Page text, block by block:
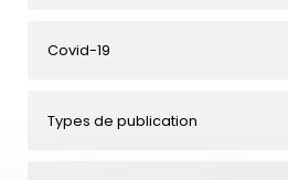
Covid-19
Types de publication